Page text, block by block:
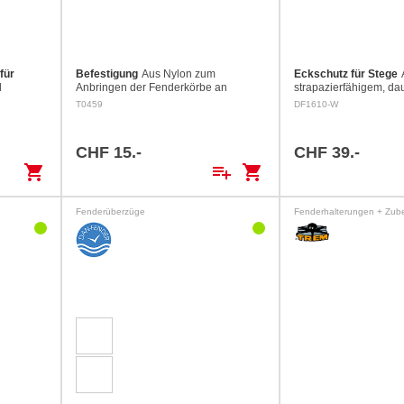
shopping_cart
Befestigung Aus Nylon zum
Anbringen der Fenderkörbe an
Rohren (ø 22 bis 30 mm) von Bug-
T0459
CHF 15.-
playlist_add shopping_cart
Eckschutz für Stege
strapazierfähigem,
Masse: 250 x 250 x
DF1610-W
CHF 39.-
Fenderüberzüge Fenderhalterungen +